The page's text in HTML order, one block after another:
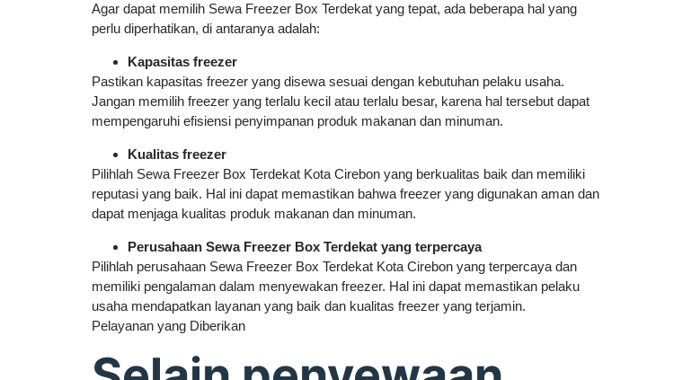
Agar dapat memilih Sewa Freezer Box Terdekat yang tepat, ada beberapa hal yang
perlu diperhatikan, di antaranya adalah:
Kapasitas freezer
Pastikan kapasitas freezer yang disewa sesuai dengan kebutuhan pelaku usaha.
Jangan memilih freezer yang terlalu kecil atau terlalu besar, karena hal tersebut dapat
mempengaruhi efisiensi penyimpanan produk makanan dan minuman.
Kualitas freezer
Pilihlah Sewa Freezer Box Terdekat Kota Cirebon yang berkualitas baik dan memiliki
reputasi yang baik. Hal ini dapat memastikan bahwa freezer yang digunakan aman dan
dapat menjaga kualitas produk makanan dan minuman.
Perusahaan Sewa Freezer Box Terdekat yang terpercaya
Pilihlah perusahaan Sewa Freezer Box Terdekat Kota Cirebon yang terpercaya dan
memiliki pengalaman dalam menyewakan freezer. Hal ini dapat memastikan pelaku
usaha mendapatkan layanan yang baik dan kualitas freezer yang terjamin.
Pelayanan yang Diberikan